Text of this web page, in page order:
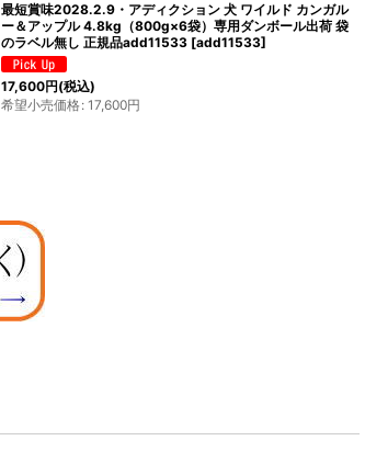
最短賞味2027.10・ミルク本舗 オランダ産100％奇跡のヤ
ギミルク 100g 犬猫用 全脂粉乳 パウダー 無添加 無調整
mi80159 [mi80159]
1,980 円(税込)
希望小売価格: 1,980